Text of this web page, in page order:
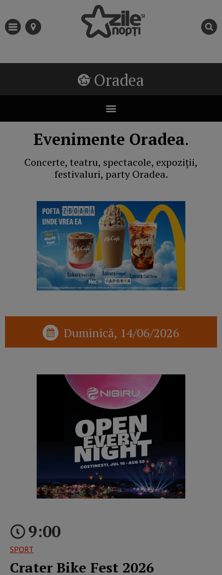
Oradea
Evenimente Oradea.
Concerte, teatru, spectacole, expoziții,
festivaluri, party Oradea.
Duminică, 14/06/2026
9:00
SPORT
Crater Bike Fest 2026